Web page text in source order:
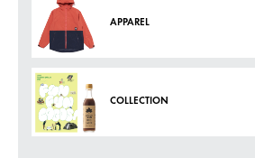
APPAREL
COLLECTION